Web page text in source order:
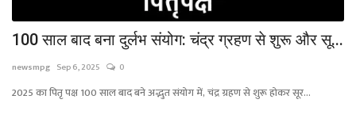
100 साल बाद बना दुर्लभ संयोग: चंद्र ग्रहण से शुरू और सू...
newsmpg Sep 6, 2025 0
2025 का पितृ पक्ष 100 साल बाद बने अद्भुत संयोग में, चंद्र ग्रहण से शुरू होकर सूर...